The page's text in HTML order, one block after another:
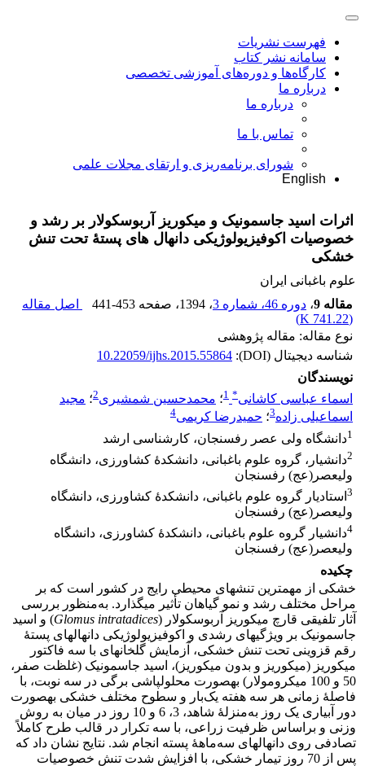
فهرست نشریات
سامانه نشر کتاب
کارگاه‌ها و دوره‌های آموزشی تخصصی
درباره ما
درباره ما
تماس با ما
شورای برنامه‌ریزی و ارتقای مجلات علمی
English
اثرات اسید جاسمونیک و میکوریز آربوسکولار بر رشد و
خصوصیات اکوفیزیولوژیکی دانهال‏ های پستۀ تحت تنش
خشکی
علوم باغبانی ایران
مقاله 9
، دوره 46، شماره 3 ، 1394 ، صفحه 441-453
اصل مقاله
(
741.22 K
)
نوع مقاله: مقاله پژوهشی
شناسه دیجیتال (DOI):
10.22059/ijhs.2015.55864
نویسندگان
اسماء عباسی کاشانی*
1؛ محمدحسین شمشیری2؛ مجید
اسماعیلی زاده3؛ حمیدرضا کریمی4
1دانشگاه ولی عصر رفسنجان، کارشناسی ارشد
2دانشیار، گروه علوم باغبانی، دانشکدۀ کشاورزی، دانشگاه
ولی‏عصر(عج) رفسنجان
3 استادیار گروه علوم باغبانی، دانشکدۀ کشاورزی، دانشگاه
ولی‏عصر(عج) رفسنجان
4دانشیار گروه علوم باغبانی، دانشکدۀ کشاورزی، دانشگاه
ولی‏عصر(عج) رفسنجان
چکیده
خشکی از مهم‏ترین تنش‏های محیطی رایج در کشور است که بر
مراحل مختلف رشد و نمو گیاهان تأثیر می‏گذارد. به‌منظور بررسی
آثار تلفیقی قارچ میکوریز آربوسکولار (Glomus intratadices) و اسید
جاسمونیک بر ویژگی‏های رشدی و اکوفیزیولوژیکی دانهال‏های پستۀ
رقم قزوینی تحت تنش خشکی، آزمایش گلخانه‏ای با سه فاکتور
میکوریز (میکوریز و بدون میکوریز)، اسید جاسمونیک (غلظت صفر،
50 و 100 میکرومولار) به‏صورت محلول‏پاشی برگی در سه نوبت، با
فاصلۀ زمانی هر سه هفته یک‌بار و سطوح مختلف خشکی به‏صورت
دور آبیاری یک روز به‌منزلۀ شاهد، 3، 6 و 10 روز در میان به روش
وزنی و بر‌اساس ظرفیت زراعی، با سه تکرار در قالب طرح کاملاً
تصادفی روی دانهال‏های سه‌ماهۀ پسته انجام شد. نتایج نشان داد که
پس از 70 روز تیمار خشکی، با افزایش شدت تنش خصوصیات